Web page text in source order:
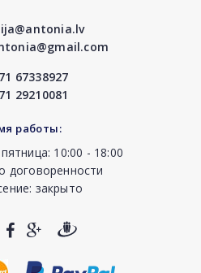
67338927
29210081
работы:
10:00 - 18:00
договоренности
закрыто